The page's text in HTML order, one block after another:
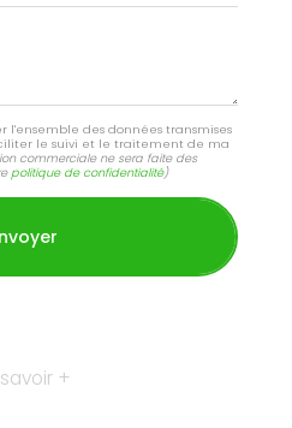
l'ensemble des données transmises
le suivi et le traitement de ma
commerciale ne sera faite des
politique de confidentialité)
+